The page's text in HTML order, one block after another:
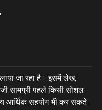
जा रहा है। इसमें लेख,
सामग्री पहले किसी सोशल
आर्थिक सहयोग भी कर सकते